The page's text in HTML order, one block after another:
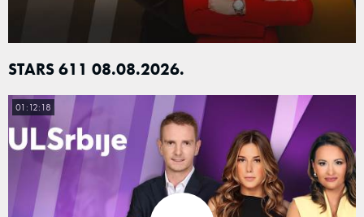
STARS 611 08.08.2026.
01:12:18